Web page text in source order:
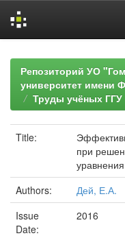
navigationРепозиторий УО
университет имени
Труды учёных ГГУ
Title:
при
Authors:
Дей, Е.А.
Issue
Date:
2016